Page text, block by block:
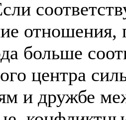
отношения,
больше
центра
и дружбе